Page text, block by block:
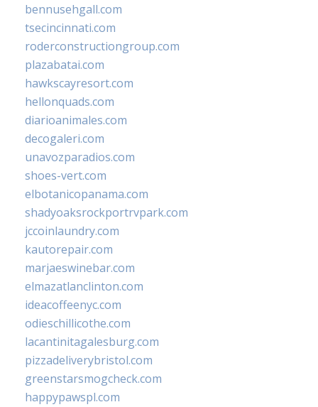
bennusehgall.com
tsecincinnati.com
roderconstructiongroup.com
plazabatai.com
hawkscayresort.com
hellonquads.com
diarioanimales.com
decogaleri.com
unavozparadios.com
shoes-vert.com
elbotanicopanama.com
shadyoaksrockportrvpark.com
jccoinlaundry.com
kautorepair.com
marjaeswinebar.com
elmazatlanclinton.com
ideacoffeenyc.com
odieschillicothe.com
lacantinitagalesburg.com
pizzadeliverybristol.com
greenstarsmogcheck.com
happypawspl.com